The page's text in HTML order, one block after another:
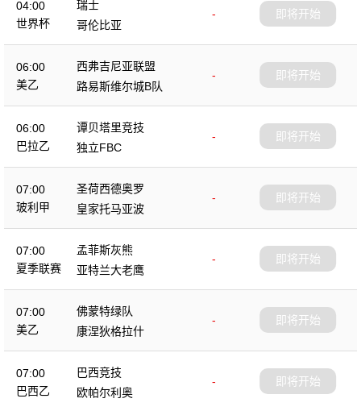
04:00
世界杯
瑞士
-
哥伦比亚
即将开始
06:00
美乙
西弗吉尼亚联盟
-
路易斯维尔城B队
即将开始
06:00
巴拉乙
谭贝塔里竞技
-
独立FBC
即将开始
07:00
玻利甲
圣荷西德奥罗
-
皇家托马亚波
即将开始
07:00
夏季联赛
孟菲斯灰熊
-
亚特兰大老鹰
即将开始
07:00
美乙
佛蒙特绿队
-
康涅狄格拉什
即将开始
07:00
巴西乙
巴西竞技
-
欧帕尔利奥
即将开始